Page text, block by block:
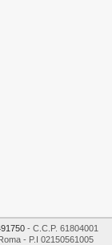
- C.C.P. 61804001
- P.I 02150561005